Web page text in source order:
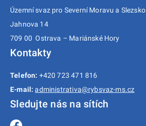
Územní svaz pro Severní Moravu a Slezsko
Jahnova 14
709 00 Ostrava – Mariánské Hory
Kontakty
Telefon: +420 723 471 816
E-mail: administrativa@rybsvaz-ms.cz
Sledujte nás na sítích